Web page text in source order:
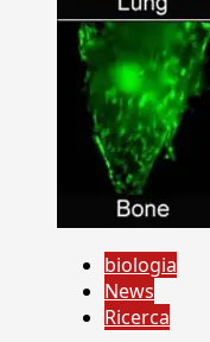
biologia
News
Ricerca